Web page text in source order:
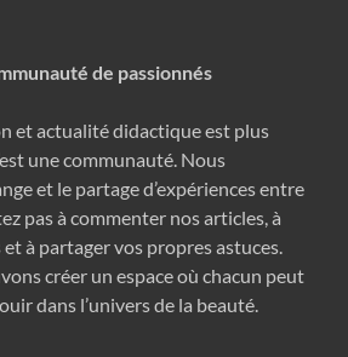
de passionnés
et actualité didactique est plus
une communauté. Nous
et le partage d’expériences entre
pas à commenter nos articles, à
à partager vos propres astuces.
créer un espace où chacun peut
dans l’univers de la beauté.